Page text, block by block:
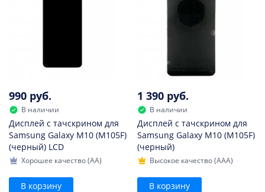
990 руб.
В наличии
Дисплей с тачскрином для
Samsung Galaxy M10 (M105F)
(черный) LCD
Хорошее качество (AA)
В корзину
1 390 руб.
В наличии
Дисплей с тачскрином для
Samsung Galaxy M10 (M105F)
(черный)
Высокое качество (AAA)
В корзину